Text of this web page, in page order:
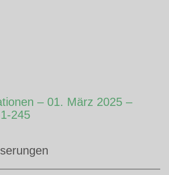
– 01. März 2025 –
245